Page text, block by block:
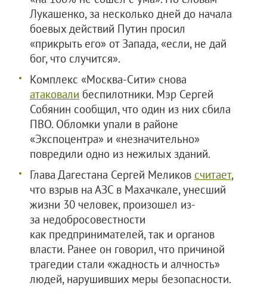
Лукашенко, за несколько дней до начала
боевых действий Путин просил
«прикрыть его» от Запада, «если, не дай
бог, что случится».
Комплекс «Москва-Сити» снова
атаковали беспилотники. Мэр Сергей
Собянин сообщил, что один из них сбила
ПВО. Обломки упали в районе
«Экспоцентра» и «незначительно»
повредили одно из нежилых зданий.
Глава Дагестана Сергей Меликов считает,
что взрыв на АЗС в Махачкале, унесший
жизни 30 человек, произошел из-
за недобросовестности
как предпринимателей, так и органов
власти. Ранее он говорил, что причиной
трагедии стали «жадность и алчность»
людей, нарушивших меры безопасности.